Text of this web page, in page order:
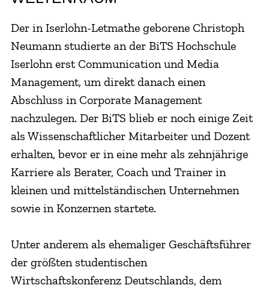
Der in Iserlohn-Letmathe geborene Christoph
Neumann studierte an der BiTS Hochschule
Iserlohn erst Communication und Media
Management, um direkt danach einen
Abschluss in Corporate Management
nachzulegen. Der BiTS blieb er noch einige Zeit
als Wissenschaftlicher Mitarbeiter und Dozent
erhalten, bevor er in eine mehr als zehnjährige
Karriere als Berater, Coach und Trainer in
kleinen und mittelständischen Unternehmen
sowie in Konzernen startete.
Unter anderem als ehemaliger Geschäftsführer
der größten studentischen
Wirtschaftskonferenz Deutschlands, dem